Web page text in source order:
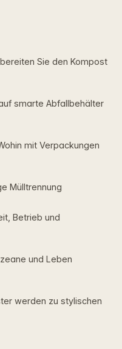
Sie den Kompost
smarte Abfallbehälter
mit Verpackungen
Mülltrennung
Betrieb und
und Leben
werden zu stylischen